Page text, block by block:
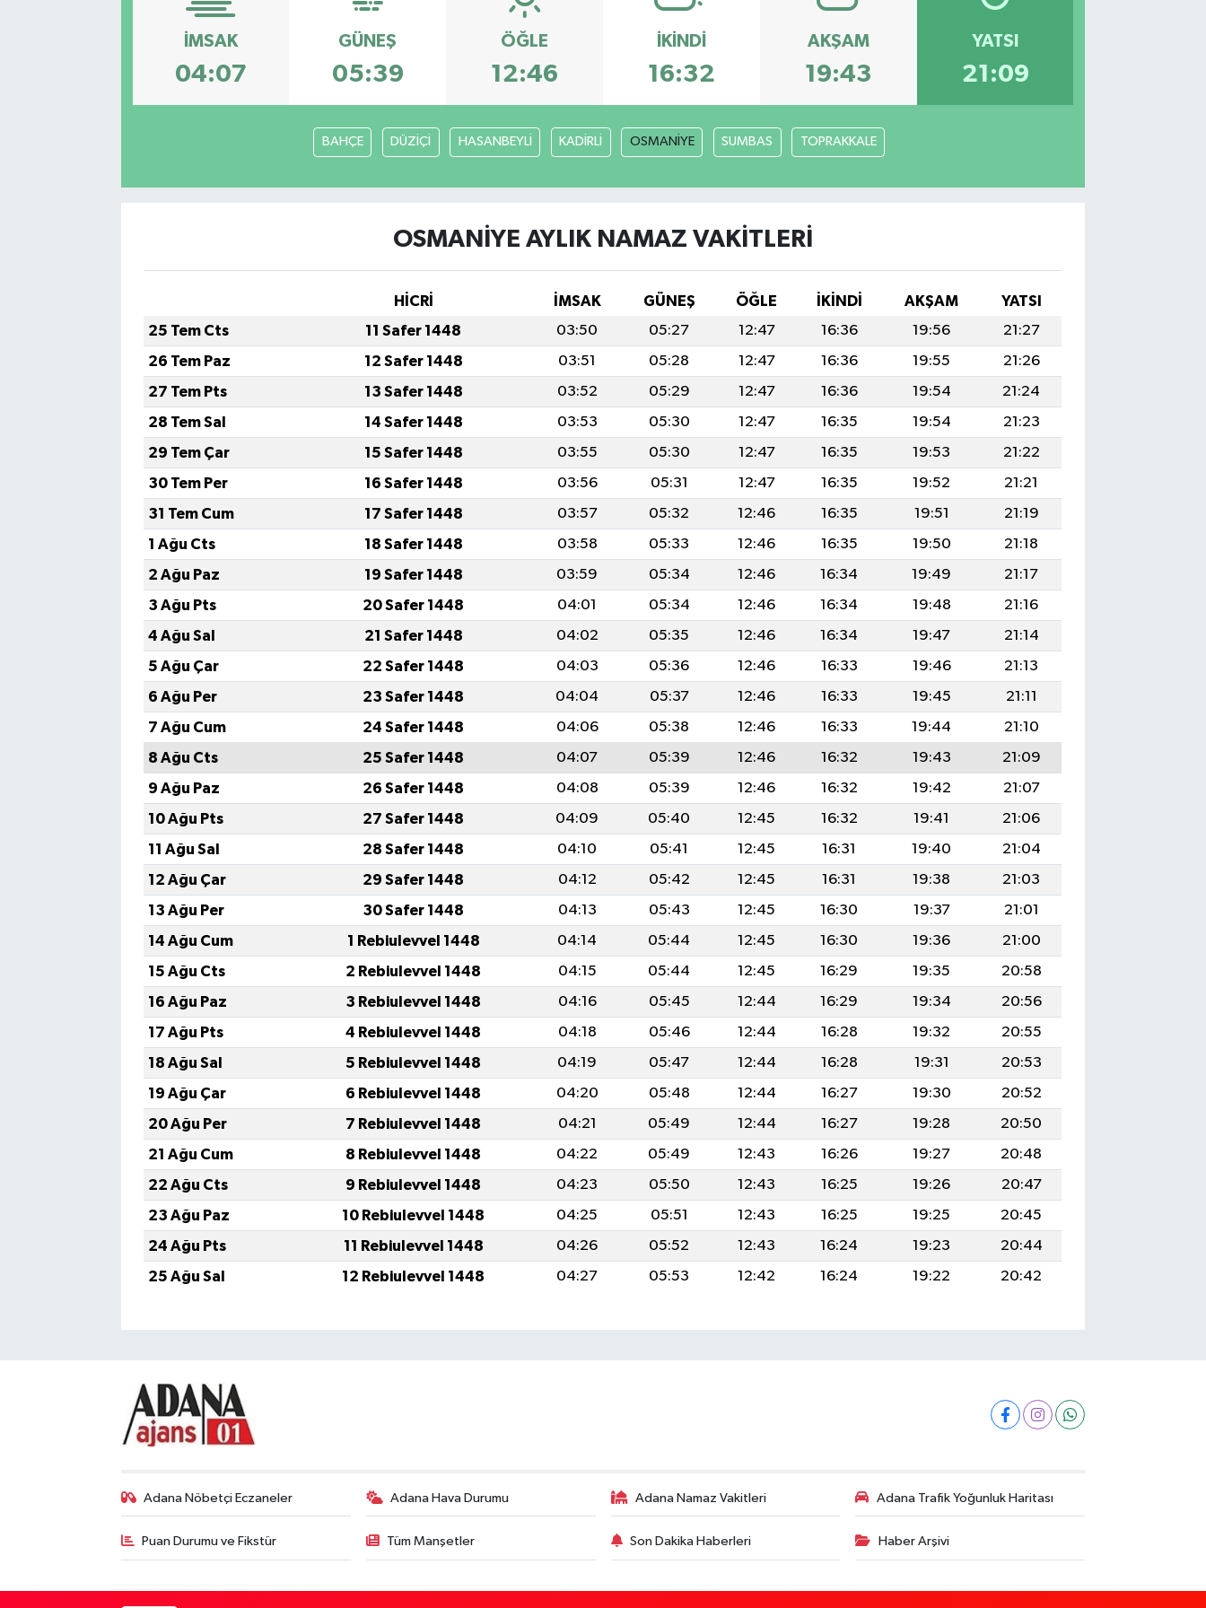
İMSAK
04:07
GÜNEŞ
05:39
ÖĞLE
12:46
İKINDI
16:32
AKŞAM
19:43
YATSI
21:09
BAHÇE DÜZİÇİ HASANBEYLİ KADİRLİ OSMANİYE SUMBAS TOPRAKKALE
OSMANİYE AYLIK NAMAZ VAKITLERI
HİCRİ İMSAK GÜNEŞ ÖĞLE İKINDI AKŞAM
YATSI
25 Tem Cts
11 Safer 1448 03:50 05:27 12:47 16:36 19:56
21:27
26 Tem Paz
12 Safer 1448 03:51 05:28 12:47 16:36 19:55
21:26
27 Tem Pts
13 Safer 1448 03:52 05:29 12:47 16:36 19:54
21:24
28 Tem Sal
14 Safer 1448 03:53 05:30 12:47 16:35 19:54
21:23
29 Tem Çar
15 Safer 1448 03:55 05:30 12:47 16:35 19:53
21:22
30 Tem Per
16 Safer 1448 03:56 05:31 12:47 16:35 19:52
21:21
31 Tem Cum
17 Safer 1448 03:57 05:32 12:46 16:35 19:51
21:19
1 Ağu Cts
18 Safer 1448 03:58 05:33 12:46 16:35 19:50
21:18
2 Ağu Paz
19 Safer 1448 03:59 05:34 12:46 16:34 19:49
21:17
3 Ağu Pts
20 Safer 1448 04:01 05:34 12:46 16:34 19:48
21:16
4 Ağu Sal
21 Safer 1448 04:02 05:35 12:46 16:34 19:47
21:14
5 Ağu Çar
22 Safer 1448 04:03 05:36 12:46 16:33 19:46
21:13
6 Ağu Per
23 Safer 1448 04:04 05:37 12:46 16:33 19:45
21:11
7 Ağu Cum
24 Safer 1448 04:06 05:38 12:46 16:33 19:44
21:10
8 Ağu Cts
25 Safer 1448 04:07 05:39 12:46 16:32 19:43
21:09
9 Ağu Paz
26 Safer 1448 04:08 05:39 12:46 16:32 19:42
21:07
10 Ağu Pts
27 Safer 1448 04:09 05:40 12:45 16:32 19:41
21:06
11 Ağu Sal
28 Safer 1448 04:10 05:41 12:45 16:31 19:40
21:04
12 Ağu Çar
29 Safer 1448 04:12 05:42 12:45 16:31 19:38
21:03
13 Ağu Per
30 Safer 1448 04:13 05:43 12:45 16:30 19:37
21:01
14 Ağu Cum
1 Rebiulevvel 1448 04:14 05:44 12:45 16:30 19:36
21:00
15 Ağu Cts
2 Rebiulevvel 1448 04:15 05:44 12:45 16:29 19:35
20:58
16 Ağu Paz
3 Rebiulevvel 1448 04:16 05:45 12:44 16:29 19:34
20:56
17 Ağu Pts
4 Rebiulevvel 1448 04:18 05:46 12:44 16:28 19:32
20:55
18 Ağu Sal
5 Rebiulevvel 1448 04:19 05:47 12:44 16:28 19:31
20:53
19 Ağu Çar
6 Rebiulevvel 1448 04:20 05:48 12:44 16:27 19:30
20:52
20 Ağu Per
7 Rebiulevvel 1448 04:21 05:49 12:44 16:27 19:28
20:50
21 Ağu Cum
8 Rebiulevvel 1448 04:22 05:49 12:43 16:26 19:27
20:48
22 Ağu Cts
9 Rebiulevvel 1448 04:23 05:50 12:43 16:25 19:26
20:47
23 Ağu Paz
10 Rebiulevvel 1448 04:25 05:51 12:43 16:25 19:25
20:45
24 Ağu Pts
11 Rebiulevvel 1448 04:26 05:52 12:43 16:24 19:23
20:44
25 Ağu Sal
12 Rebiulevvel 1448 04:27 05:53 12:42 16:24 19:22 20:42
Adana Nöbetçi Eczaneler Adana Hava Durumu Adana Namaz Vakitleri Adana Trafik Yoğunluk Haritası
Puan Durumu ve Fikstür Tüm Manşetler Son Dakika Haberleri Haber Arşivi